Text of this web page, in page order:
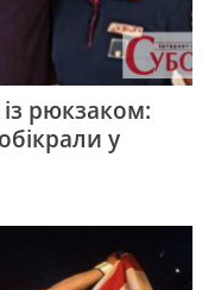
рюкзаком:
у